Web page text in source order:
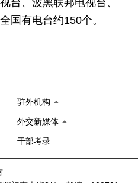
台、波黑联邦电视台、
国有电台约150个。
驻外机构
外交新媒体
干部考录